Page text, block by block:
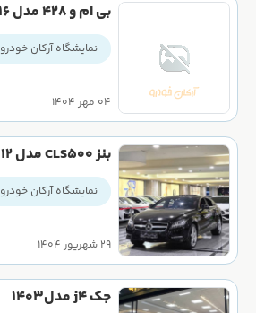
بی ام و ۴۲۸ مدل ۲۰۱۶
نمایشگاه آرکان خودرو
۰۴ مهر ۱۴۰۴
بنز CLS500 مدل 2012
نمایشگاه آرکان خودرو
۲۹ شهریور ۱۴۰۴
جک j4 مدل1403